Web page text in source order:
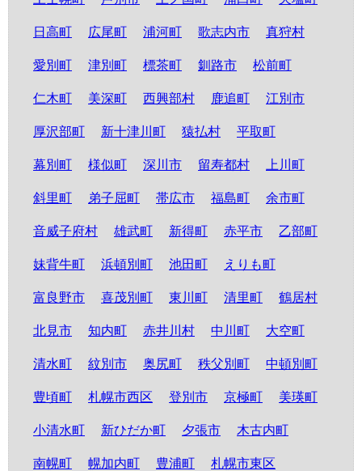
日高町 広尾町 浦河町 歌志内市 真狩村
愛別町 津別町 標茶町 釧路市 松前町
仁木町 美深町 西興部村 鹿追町 江別市
厚沢部町 新十津川町 猿払村 平取町
幕別町 様似町 深川市 留寿都村 上川町
斜里町 弟子屈町 帯広市 福島町 余市町
音威子府村 雄武町 新得町 赤平市 乙部町
妹背牛町 浜頓別町 池田町 えりも町
富良野市 喜茂別町 東川町 清里町 鶴居村
北見市 知内町 赤井川村 中川町 大空町
清水町 紋別市 奥尻町 秩父別町 中頓別町
豊頃町 札幌市西区 登別市 京極町 美瑛町
小清水町 新ひだか町 夕張市 木古内町
南幌町 幌加内町 豊浦町 札幌市東区